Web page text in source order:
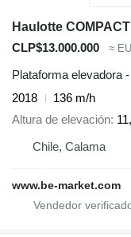
Haulotte
CLP$13.000.000
≈
Plataforma elevadora
2018
136 m/h
Altura de elevación
Chile, Calama
www.be-market.com